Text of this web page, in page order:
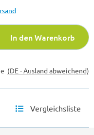
In den Warenkorb
(DE - Ausland abweichend)
Vergleichsliste